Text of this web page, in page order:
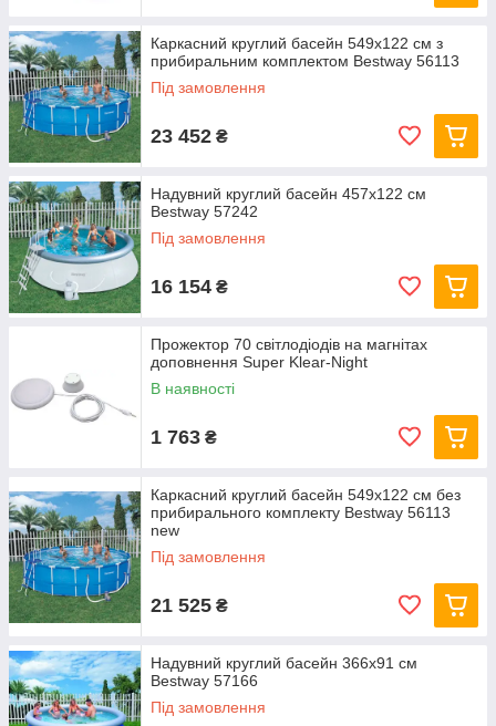
Каркасний круглий басейн 549x122 см з
прибиральним комплектом Bestway 56113
Під замовлення
23 452 ₴
Надувний круглий басейн 457х122 см
Bestway 57242
Під замовлення
16 154 ₴
Прожектор 70 світлодіодів на магнітах
доповнення Super Klear-Night
В наявності
1 763 ₴
Каркасний круглий басейн 549x122 см без
прибирального комплекту Bestway 56113
new
Під замовлення
21 525 ₴
Надувний круглий басейн 366х91 см
Bestway 57166
Під замовлення